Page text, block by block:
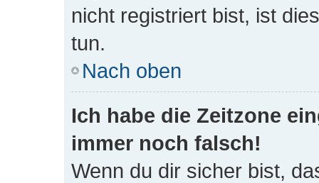
nicht registriert bist, ist
tun.
Nach oben
Ich habe die Zeitzone
immer noch falsch!
Wenn du dir sicher bist,